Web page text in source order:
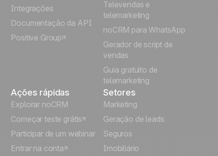
Italiano
Deutsch
Integrações
Documentação da API
Positive Group
Televendas e
telemarketing
noCRM para WhatsApp
Gerador de script de
vendas
Guia gratuito de
telemarketing
Ações rápidas
Explorar noCRM
Começar teste grátis
Participar de um webinar
Entrar na conta
Setores
Marketing
Geração de leads
Seguros
Imobiliário